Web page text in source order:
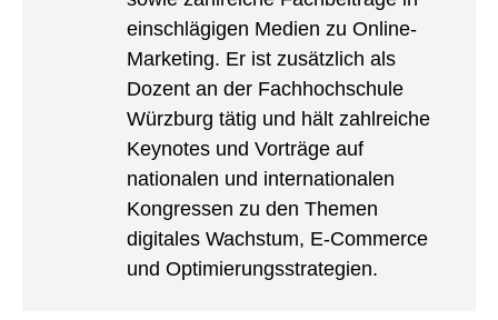
einschlägigen Medien zu Online-
Marketing. Er ist zusätzlich als
Dozent an der Fachhochschule
Würzburg tätig und hält zahlreiche
Keynotes und Vorträge auf
nationalen und internationalen
Kongressen zu den Themen
digitales Wachstum, E-Commerce
und Optimierungsstrategien.